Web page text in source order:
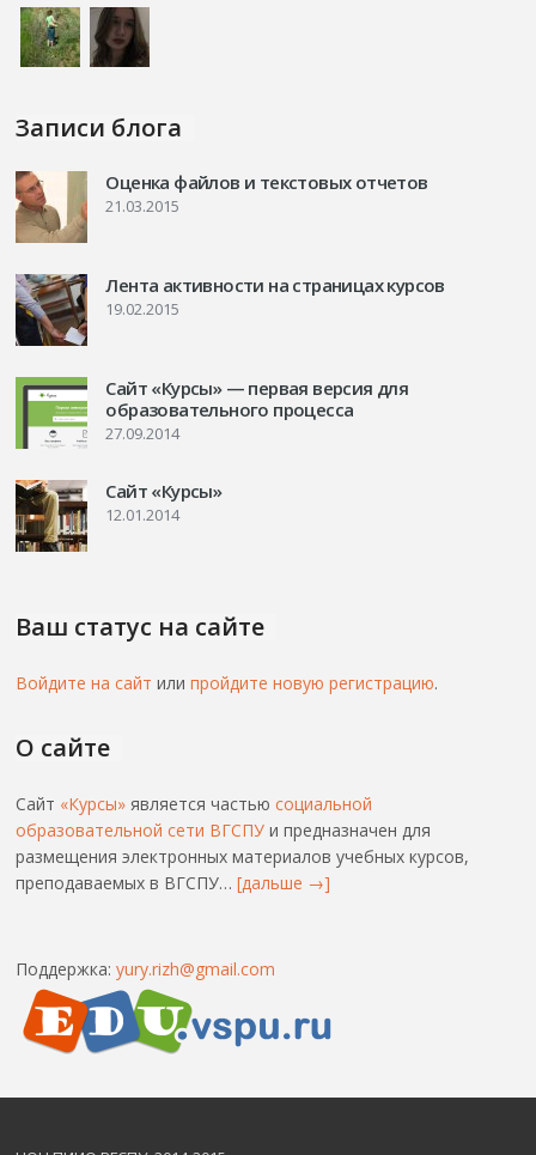
Записи блога
Оценка файлов и текстовых отчетов
21.03.2015
Лента активности на страницах курсов
19.02.2015
Сайт «Курсы» — первая версия для
образовательного процесса
27.09.2014
Сайт «Курсы»
12.01.2014
Ваш статус на сайте
Войдите на сайт илипройдите новую регистрацию.
О сайте
Сайт «Курсы» является частьюсоциальной
образовательной сети ВГСПУ и предназначен для
размещения электронных материалов учебных курсов,
преподаваемых в ВГСПУ…[дальше →]
Поддержка:yury.rizh@gmail.com